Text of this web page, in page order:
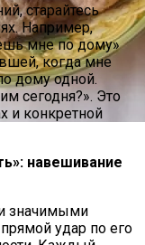
Яблоками Для
старайтесь
Например,
мне по дому»
когда мне
дому одной.
сегодня?». Это
и конкретной
навешивание
значимыми
удар по его